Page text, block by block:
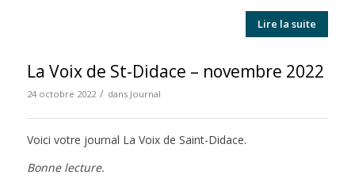
Lire la suite
La Voix de St-Didace – novembre 2022
24 octobre 2022 / dans Journal
Voici votre journal La Voix de Saint-Didace.
Bonne lecture.